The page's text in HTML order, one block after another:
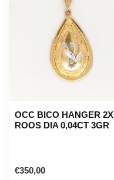
OCC BICO HANGER 2X
ROOS DIA 0,04CT 3GR
€350,00